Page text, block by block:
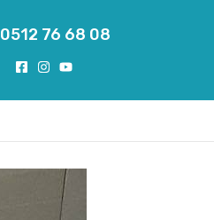
0512 76 68 08